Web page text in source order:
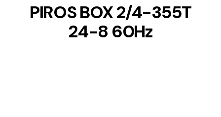
PIROS BOX 2/4-355T
24-8 60Hz